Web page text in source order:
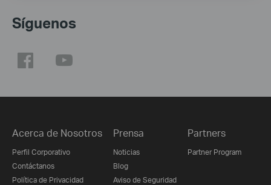
Síguenos
Acerca de Nosotros
Perfil Corporativo
Contáctanos
Política de Privacidad
Prensa
Noticias
Blog
Aviso de Seguridad
Partners
Partner Program